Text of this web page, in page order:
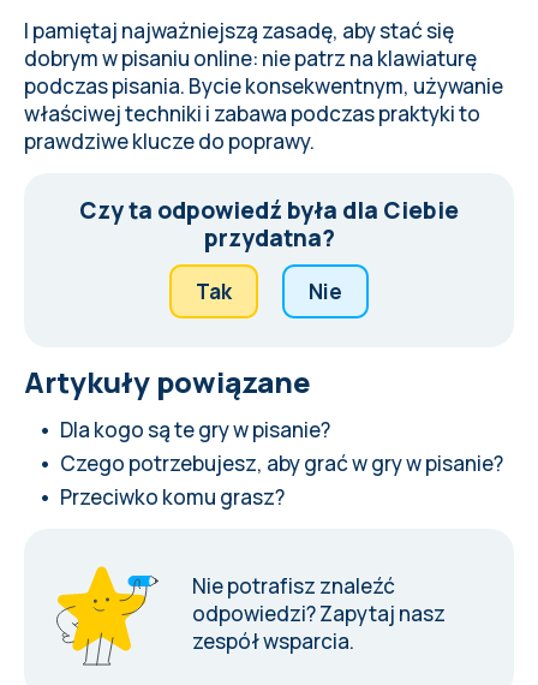
I pamiętaj najważniejszą zasadę, aby stać się
dobrym w pisaniu online: nie patrz na klawiaturę
podczas pisania. Bycie konsekwentnym, używanie
właściwej techniki i zabawa podczas praktyki to
prawdziwe klucze do poprawy.
Czy ta odpowiedź była dla Ciebie
przydatna?
Tak Nie
Artykuły powiązane
Dla kogo są te gry w pisanie?
Czego potrzebujesz, aby grać w gry w pisanie?
Przeciwko komu grasz?
Nie potrafisz znaleźć
odpowiedzi?Zapytaj nasz
zespół wsparcia.